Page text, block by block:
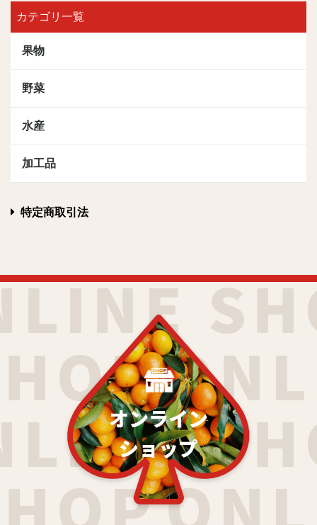
カテゴリ一覧
果物
野菜
水産
加工品
特定商取引法
オンライン
ショップ